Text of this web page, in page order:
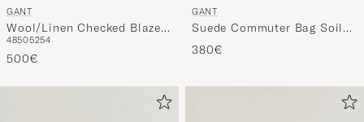
Wool/Linen Checked Blazer
Cream
485052 54
Suede Commuter Bag Soil
Brown